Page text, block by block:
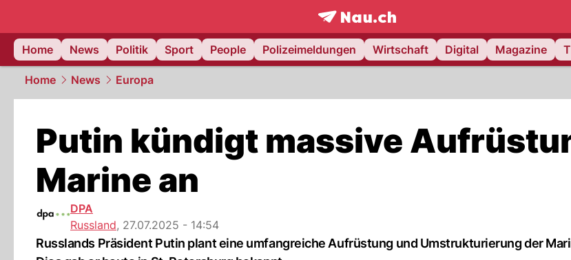
frontpage.NAU.ch
Home
News Politik Sport People Polizeimeldungen Wirtschaft Digital Magazine
Home News Europa
Putin kündigt massive
Marine an
DPA
Russland, 27.07.2025 - 14:54
Russlands Präsident Putin plant eine umfangreiche Aufrüstung und Umstrukturierung der